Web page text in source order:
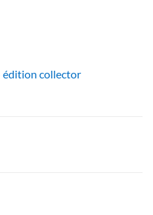
édition collector